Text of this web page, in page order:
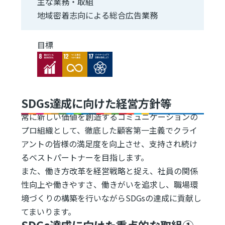
地域密着志向による総合広告業務
目標
Image Image Image
SDGs達成に向けた経営方針等
常に新しい価値を創造するコミュニケーションの
プロ組織として、徹底した顧客第一主義でクライ
アントの皆様の満足度を向上させ、支持され続け
るベストパートナーを目指します。
また、働き方改革を経営戦略と捉え、社員の関係
性向上や働きやすさ、働きがいを追求し、職場環
境づくりの構築を行いながらSDGsの達成に貢献し
てまいります。